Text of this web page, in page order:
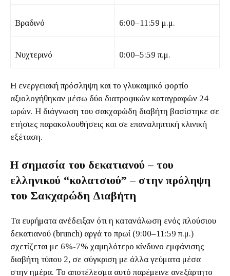
Βραδινό 6:00–11:59 μ.μ.
Νυχτερινό 0:00–5:59 π.μ.
Η ενεργειακή πρόσληψη και το γλυκαιμικό φορτίο
αξιολογήθηκαν μέσω δύο διατροφικών καταγραφών 24
ωρών. Η διάγνωση του σακχαρώδη διαβήτη βασίστηκε σε
ετήσιες παρακολουθήσεις και σε επαναληπτική κλινική
εξέταση.
Η σημασία του δεκατιανού – του
ελληνικού “κολατσιού” – στην πρόληψη
του Σακχαρώδη Διαβήτη
Τα ευρήματα ανέδειξαν ότι η κατανάλωση ενός πλούσιου
δεκατιανού (brunch) αργά το πρωί (9:00–11:59 π.μ.)
σχετίζεται με 6%-7% χαμηλότερο κίνδυνο εμφάνισης
διαβήτη τύπου 2, σε σύγκριση με άλλα γεύματα μέσα
στην ημέρα. Το αποτέλεσμα αυτό παρέμεινε ανεξάρτητο